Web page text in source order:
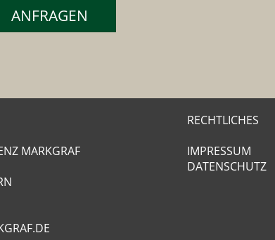
ANFRAGEN
MARKGRAF
RECHTLICHES
IMPRESSUM
DATENSCHUTZ